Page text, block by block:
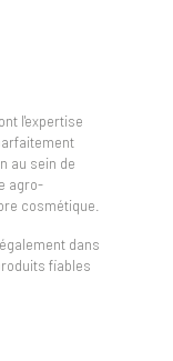
l'expertise
au sein de
agro-
cosmétique.
dans
fiables